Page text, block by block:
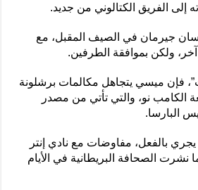
إلى الفريق الكتالوني من جديد.
جيرمان في الصيف المقبل، مع
آخر، ولكن بموافقة الطرفين.
فإن ميسي يتجاهل مكالمات برشلونة
الكامب نو، والتي تأتي من مصدر
البارسا.
بالفعل، مفاوضات مع نادي إنتر
نشرت الصحافة البريطانية في الأيام